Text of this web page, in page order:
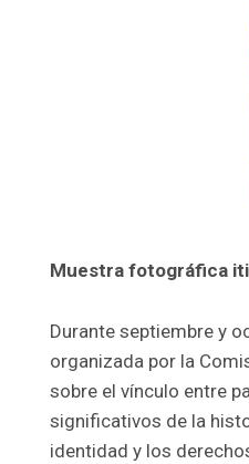
Muestra fotográfica
Durante septiembre y
organizada por la
sobre el vínculo entre
significativos de la
identidad y los